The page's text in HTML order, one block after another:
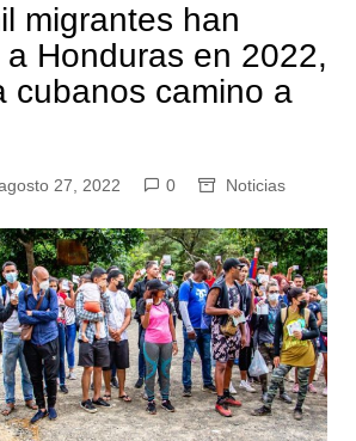
migrantes han
Honduras en 2022,
cubanos camino a
27, 2022 0 Noticias